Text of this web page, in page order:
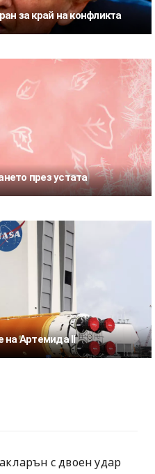
за край на конфликта
през устата
на Артемида II
с двоен удар